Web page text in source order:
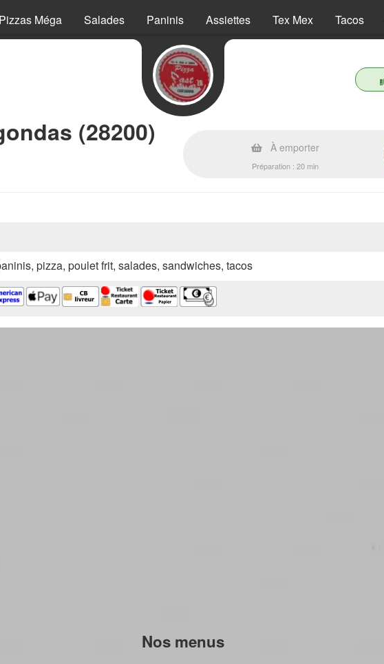
Pizzas Méga Salades Paninis Assiettes Tex Mex Tacos
(28200) À emporter
Préparation : 20 min
pizza, poulet frit, salades, sandwiches, tacos
Nos menus